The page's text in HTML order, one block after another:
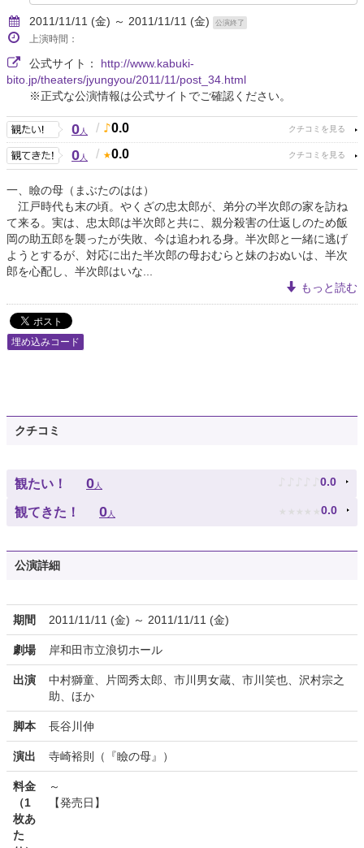
2011/11/11 (金) ～ 2011/11/11 (金) 公演終了
上演時間：
公式サイト： http://www.kabuki-
bito.jp/theaters/jyungyou/2011/11/post_34.html
※正式な公演情報は公式サイトでご確認ください。
0人 / 0.0
0人 / 0.0
一、瞼の母（まぶたのはは）
江戸時代も末の頃。やくざの忠太郎が、弟分の半次郎の家を訪ね
て来る。実は、忠太郎は半次郎と共に、親分殺害の仕返しのため飯
岡の助五郎を襲ったが失敗、今は追われる身。半次郎と一緒に逃げ
ようとするが、対応に出た半次郎の母おむらと妹のおぬいは、半次
郎を心配し、半次郎はいな...
もっと読む
埋め込みコード
クチコミ
観たい！ 0人 ♪ ♪ ♪ ♪ ♪ 0.0
観てきた！ 0人 ★ ★ ★ ★ ★ 0.0
公演詳細
期間 2011/11/11 (金) ～ 2011/11/11 (金)
劇場 岸和田市立浪切ホール
出演
中村獅童、片岡秀太郎、市川男女蔵、市川笑也、沢村宗之
助、ほか
脚本 長谷川伸
演出 寺崎裕則（『瞼の母』）
料金
（1
枚あ
た
～
【発売日】